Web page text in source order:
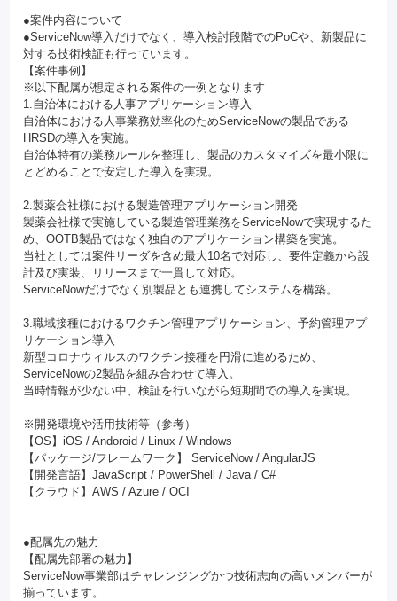
●案件内容について
●ServiceNow導入だけでなく、導入検討段階でのPoCや、新製品に
対する技術検証も行っています。
【案件事例】
※以下配属が想定される案件の一例となります
1.自治体における人事アプリケーション導入
自治体における人事業務効率化のためServiceNowの製品である
HRSDの導入を実施。
自治体特有の業務ルールを整理し、製品のカスタマイズを最小限に
とどめることで安定した導入を実現。
2.製薬会社様における製造管理アプリケーション開発
製薬会社様で実施している製造管理業務をServiceNowで実現するた
め、OOTB製品ではなく独自のアプリケーション構築を実施。
当社としては案件リーダを含め最大10名で対応し、要件定義から設
計及び実装、リリースまで一貫して対応。
ServiceNowだけでなく別製品とも連携してシステムを構築。
3.職域接種におけるワクチン管理アプリケーション、予約管理アプ
リケーション導入
新型コロナウィルスのワクチン接種を円滑に進めるため、
ServiceNowの2製品を組み合わせて導入。
当時情報が少ない中、検証を行いながら短期間での導入を実現。
※開発環境や活用技術等（参考）
【OS】iOS / Andoroid / Linux / Windows
【パッケージ/フレームワーク】 ServiceNow / AngularJS
【開発言語】JavaScript / PowerShell / Java / C#
【クラウド】AWS / Azure / OCI
●配属先の魅力
【配属先部署の魅力】
ServiceNow事業部はチャレンジングかつ技術志向の高いメンバーが
揃っています。